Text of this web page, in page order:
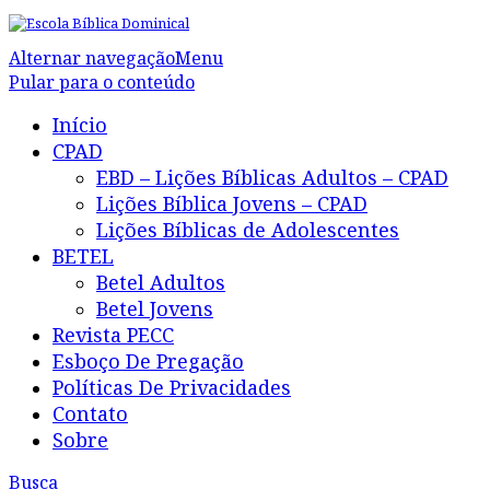
Alternar navegaçãoMenu
Pular para o conteúdo
Início
CPAD
EBD – Lições Bíblicas Adultos – CPAD
Lições Bíblica Jovens – CPAD
Lições Bíblicas de Adolescentes
BETEL
Betel Adultos
Betel Jovens
Revista PECC
Esboço De Pregação
Políticas De Privacidades
Contato
Sobre
Busca